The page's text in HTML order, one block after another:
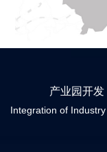
产业园开发
Integration of